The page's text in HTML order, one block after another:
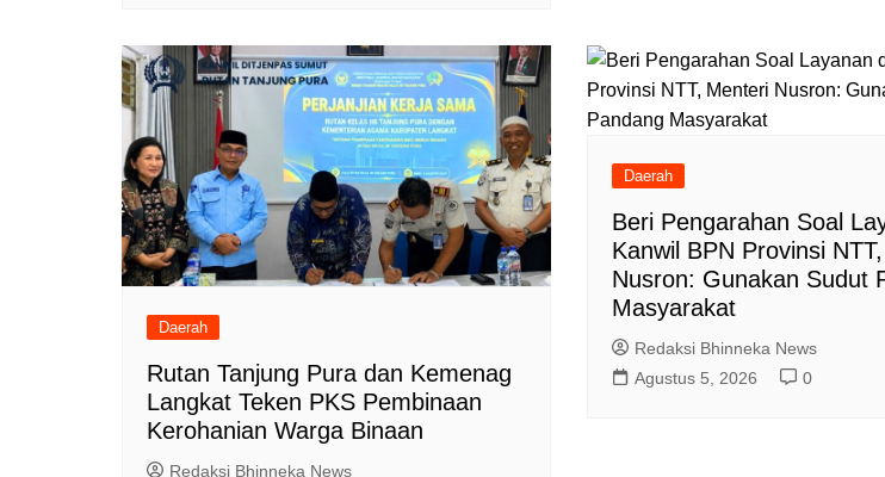
Daerah
Rutan Tanjung Pura dan Kemenag
Langkat Teken PKS Pembinaan
Kerohanian Warga Binaan
Redaksi Bhinneka News
Daerah
Beri Pengarahan Soal
Kanwil BPN Provinsi
Nusron: Gunakan Sudut
Masyarakat
Redaksi Bhinneka News
Agustus 5, 2026
0